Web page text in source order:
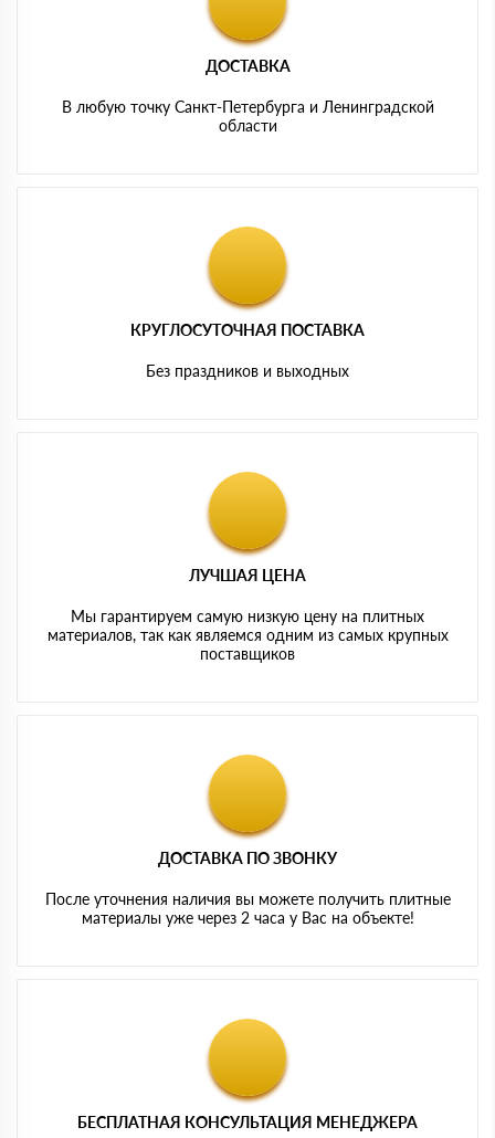
ДОСТАВКА
В любую точку Санкт-Петербурга и Ленинградской
области
КРУГЛОСУТОЧНАЯ ПОСТАВКА
Без праздников и выходных
ЛУЧШАЯ ЦЕНА
Мы гарантируем самую низкую цену на плитных
материалов, так как являемся одним из самых крупных
поставщиков
ДОСТАВКА ПО ЗВОНКУ
После уточнения наличия вы можете получить плитные
материалы уже через 2 часа у Вас на объекте!
БЕСПЛАТНАЯ КОНСУЛЬТАЦИЯ МЕНЕДЖЕРА